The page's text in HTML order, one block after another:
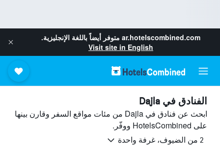
ar.hotelscombined.com متوفر أيضاً باللغة الإنجليزية.
Visit site in English
الفنادق في Dajla
ابحث عن فنادق في Dajla من مئات مواقع السفر وقارن بينها
على HotelsCombined ووفّر.
2 من الضيوف، غرفة واحدة